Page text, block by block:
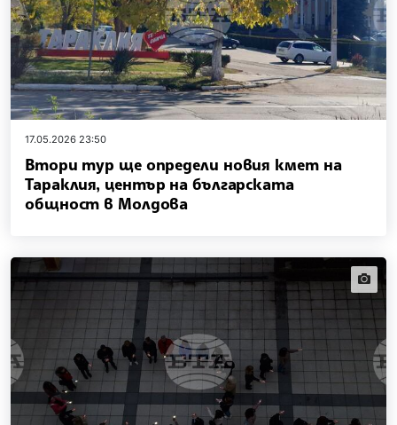
17.05.2026 23:50
Втори тур ще определи новия кмет на
Тараклия, център на българската
общност в Молдова